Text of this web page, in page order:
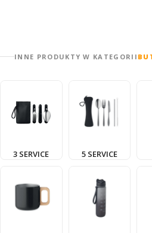
INNE PRODUKTY W KATEGORII
3 SERVICE 5 SERVICE